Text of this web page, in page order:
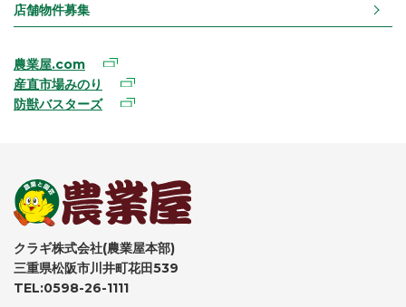
店舗物件募集
農業屋.com
産直市場みのり
防獣バスターズ
クラギ株式会社(農業屋本部)
三重県松阪市川井町花田539
TEL:0598-26-1111